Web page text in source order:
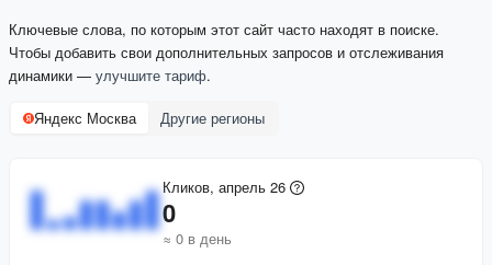
Ключевые слова, по которым этот сайт часто находят в поиске.
Чтобы добавить свои дополнительных запросов и отслеживания
динамики — улучшите тариф.
Яндекс Москва Другие регионы
Кликов, апрель 26
0
≈ 0 в день